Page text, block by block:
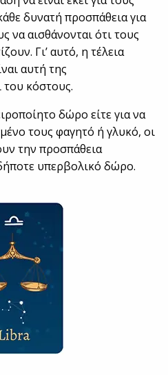
δυνατή προσπάθεια για
να αισθάνονται ότι τους
Γι’ αυτό, η τέλεια
αυτή της
του κόστους.
δώρο είτε για να
τους φαγητό ή γλυκό, οι
την προσπάθεια
υπερβολικό δώρο.